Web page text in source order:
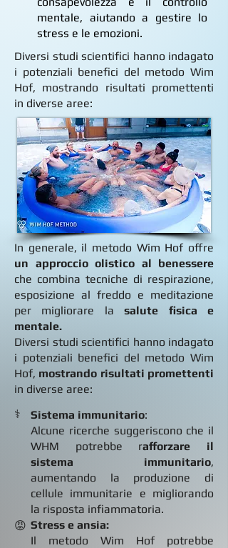
mentale, aiutando a gestire lo
stress e le emozioni.​
Diversi studi scientifici hanno indagato
i potenziali benefici del metodo Wim
Hof, mostrando risultati promettenti
in diverse aree:
In generale, il metodo Wim Hof offre
un approccio olistico al benessere
che combina tecniche di respirazione,
esposizione al freddo e meditazione
per migliorare lasalute fisica e
mentale.
Diversi studi scientifici hanno indagato
i potenziali benefici del metodo Wim
Hof, mostrando risultati promettenti
in diverse aree:
⚕️
😡
Sistema immunitario:
Alcune ricerche suggeriscono che il
WHM potrebbe rafforzare il
sistema immunitario,
aumentando la produzione di
cellule immunitarie e migliorando
la risposta infiammatoria.
Stress e ansia:
Il metodo Wim Hof potrebbe